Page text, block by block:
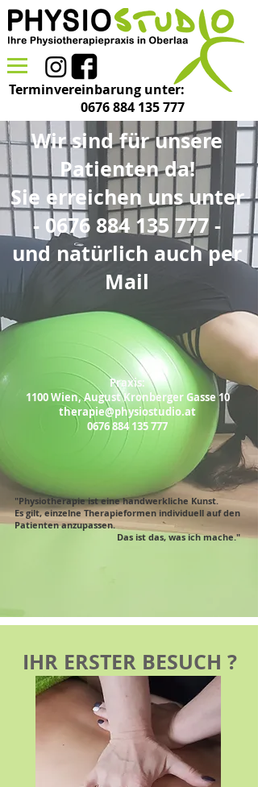
Terminvereinbarung unter:
0676 884 135 777
Wir sind für unsere
Patienten da!
Sie erreichen uns unter
- 0676 884 135 777-
und natürlich auch per
Mail
Praxis:
1100 Wien, August Kronberger Gasse 10
therapie@physiostudio.at
0676 884 135 777
"Physiotherapie ist eine handwerkliche Kunst.
Es gilt, einzelne Therapieformen individuell auf den
Patienten anzupassen.
Das ist das, was ich mache."
IHR ERSTER BESUCH ?